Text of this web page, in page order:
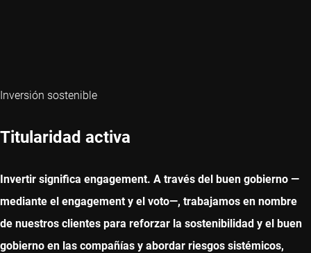
Inversión sostenible
Titularidad activa
Invertir significa engagement. A través del buen gobierno —
mediante el engagement y el voto—, trabajamos en nombre
de nuestros clientes para reforzar la sostenibilidad y el buen
gobierno en las compañías y abordar riesgos sistémicos,